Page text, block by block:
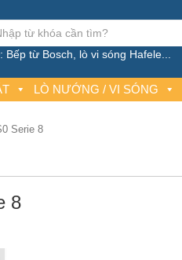
Bếp từ Bosch, lò vi sóng Hafele...
LÒ NƯỚNG / VI SÓNG
Serie 8
8